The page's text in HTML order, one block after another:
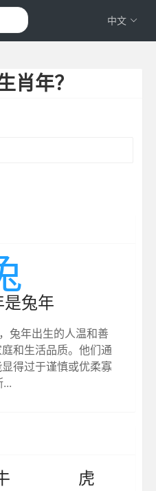
中文
肖年？
兔年
兔年出生的人温和善
和生活品质。他们通
得过于谨慎或优柔寡
...
虎